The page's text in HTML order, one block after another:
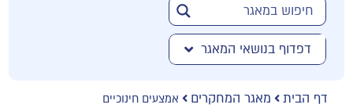
דפדוף בנושאי המאגר
דף הבית מאגר המחקרים אמצעים חינוכיים